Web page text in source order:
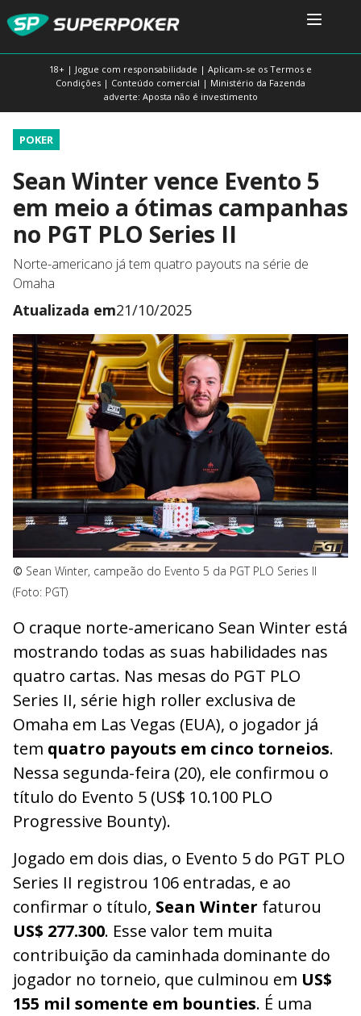
18+ | Jogue com responsabilidade | Aplicam-se os Termos e
Condições | Conteúdo comercial | Ministério da Fazenda
adverte: Aposta não é investimento
POKER
Sean Winter vence Evento 5
em meio a ótimas campanhas
no PGT PLO Series II
Norte-americano já tem quatro payouts na série de
Omaha
Atualizada em21/10/2025
© Sean Winter, campeão do Evento 5 da PGT PLO Series II
(Foto: PGT)
O craque norte-americano Sean Winter está
mostrando todas as suas habilidades nas
quatro cartas. Nas mesas do PGT PLO
Series II, série high roller exclusiva de
Omaha em Las Vegas (EUA), o jogador já
tem quatro payouts em cinco torneios.
Nessa segunda-feira (20), ele confirmou o
título do Evento 5 (US$ 10.100 PLO
Progressive Bounty).
Jogado em dois dias, o Evento 5 do PGT PLO
Series II registrou 106 entradas, e ao
confirmar o título, Sean Winter faturou
US$ 277.300. Esse valor tem muita
contribuição da caminhada dominante do
jogador no torneio, que culminou em US$
155 mil somente em bounties. É uma